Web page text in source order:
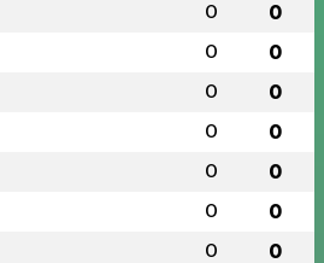
0 0
0 0
0 0
0 0
0 0
0 0
0 0